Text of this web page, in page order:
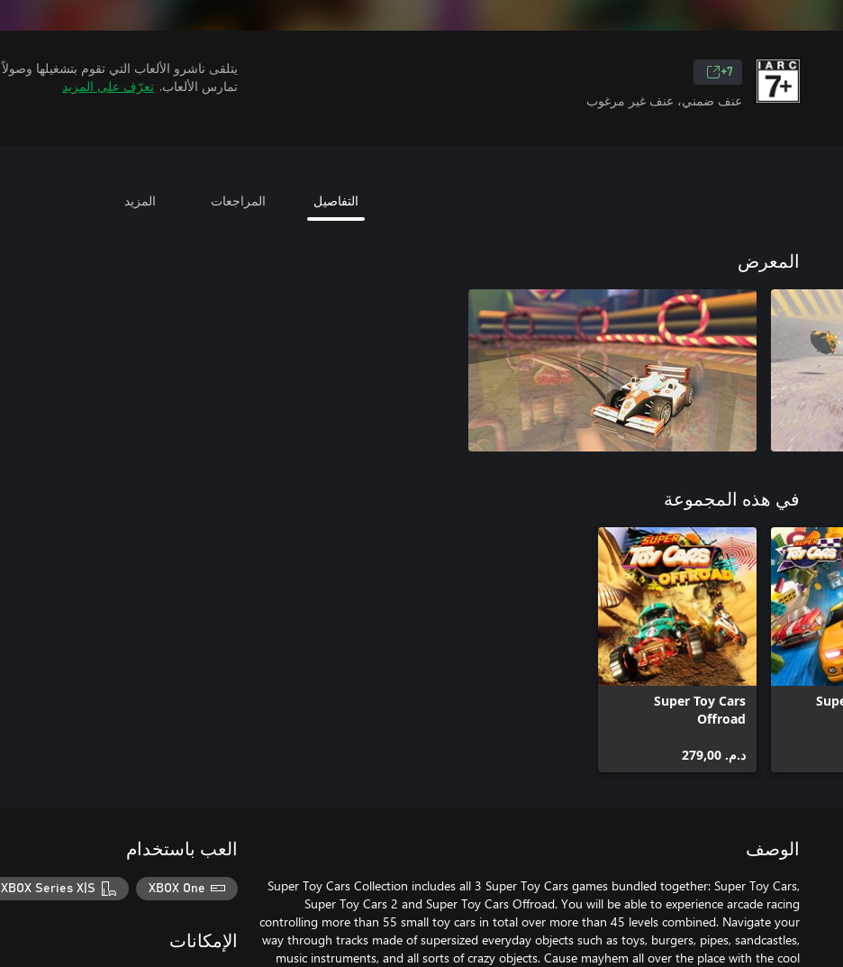
7+
عنف ضمني، عنف غير مرغوب
تمارس الألعاب. تعرّف على المزيد
التفاصيل المراجعات المزيد
المعرض
في هذه المجموعة
Super Toy Cars
Offroad
د.م.‏ 279,00
الوصف
Super Toy Cars Collection includes all 3 Super Toy Cars games bundled together: Super Toy Cars,
Super Toy Cars 2 and Super Toy Cars Offroad. You will be able to experience arcade racing
controlling more than 55 small toy cars in total over more than 45 levels combined. Navigate your
way through tracks made of supersized everyday objects such as toys, burgers, pipes, sandcastles,
music instruments, and all sorts of crazy objects. Cause mayhem all over the place with the cool
العب باستخدام
XBOX One
XBOX Series X|S
الإمكانات